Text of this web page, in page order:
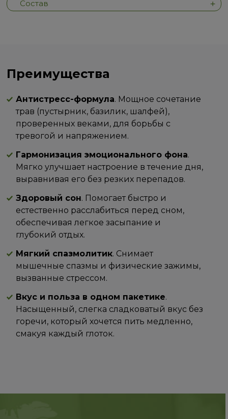
Состав
Преимущества
Антистресс-формула. Мощное сочетание
трав (пустырник, базилик, шалфей),
проверенных веками, для борьбы с
тревогой и напряжением.
Гармонизация эмоционального фона.
Мягко улучшает настроение в течение дня,
выравнивая его без резких перепадов.
Здоровый сон. Помогает быстро и
естественно расслабиться перед сном,
обеспечивая легкое засыпание и
глубокий отдых.
Мягкий спазмолитик. Снимает
мышечные спазмы и физические зажимы,
вызванные стрессом.
Вкус и польза в одном пакетике.
Насыщенный, слегка сладковатый вкус без
горечи, который хочется пить медленно,
смакуя каждый глоток.